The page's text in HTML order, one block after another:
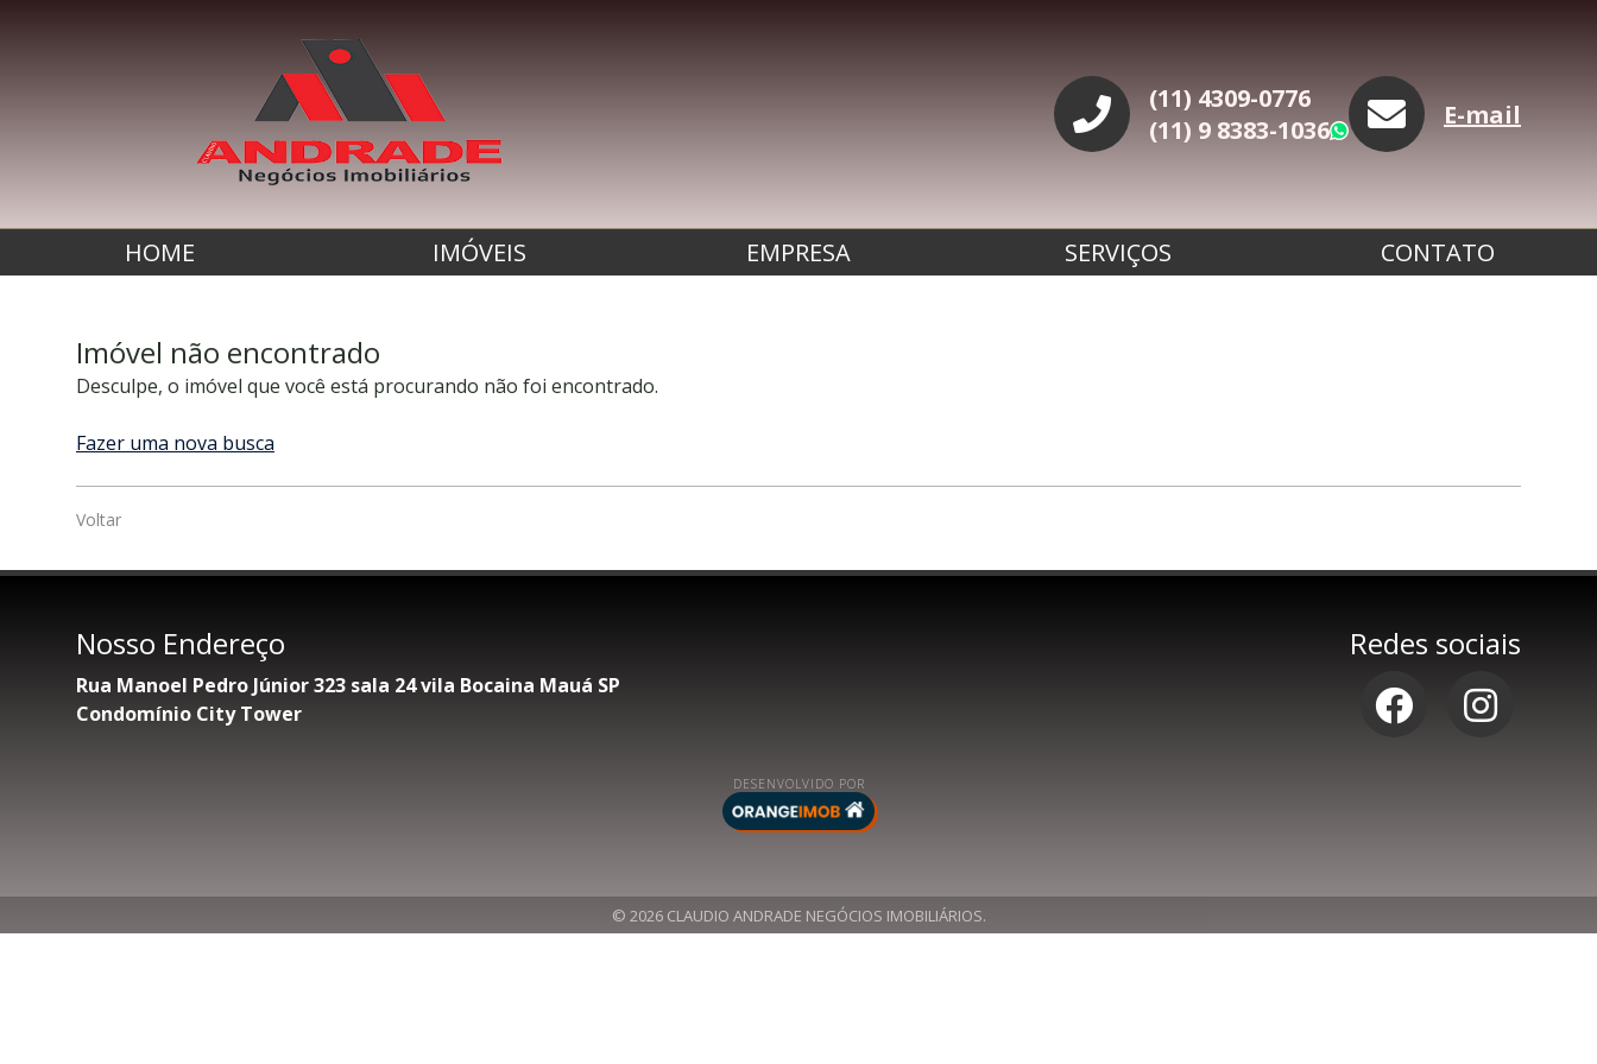
(11) 4309-0776
(11) 9 8383-1036
WhatsApp
E-mail
HOME IMÓVEIS EMPRESA SERVIÇOS CONTATO
Imóvel não encontrado
Desculpe, o imóvel que você está procurando não foi encontrado.
Fazer uma nova busca
Voltar
Nosso Endereço
Rua Manoel Pedro Júnior 323 sala 24 vila Bocaina Mauá SP
Condomínio City Tower
Redes sociais
DESENVOLVIDO POR
© 2026 CLAUDIO ANDRADE NEGÓCIOS IMOBILIÁRIOS.